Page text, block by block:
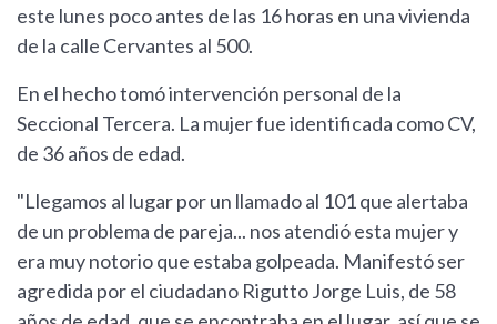
este lunes poco antes de las 16 horas en una vivienda
de la calle Cervantes al 500.
En el hecho tomó intervención personal de la
Seccional Tercera. La mujer fue identificada como CV,
de 36 años de edad.
"Llegamos al lugar por un llamado al 101 que alertaba
de un problema de pareja... nos atendió esta mujer y
era muy notorio que estaba golpeada. Manifestó ser
agredida por el ciudadano Rigutto Jorge Luis, de 58